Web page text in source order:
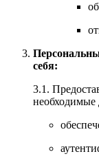
себя:
3.1.
необходимые